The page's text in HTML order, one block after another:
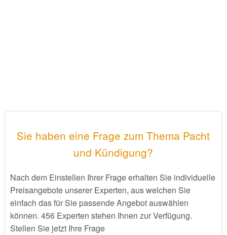
Sie haben eine Frage zum Thema Pacht
und Kündigung?
Nach dem Einstellen Ihrer Frage erhalten Sie individuelle
Preisangebote unserer Experten, aus welchen Sie
einfach das für Sie passende Angebot auswählen
können. 456 Experten stehen Ihnen zur Verfügung.
Stellen Sie jetzt Ihre Frage